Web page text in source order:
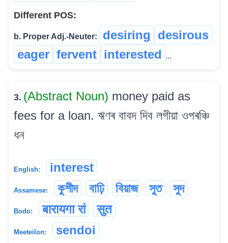
Different POS:
b. Proper Adj.-Neuter: desiring
desirous
eager fervent interested ...
3. (Abstract Noun) money paid as
fees for a loan. ঋণৰ বাবদ দিব লগীয়া ওপৰঞ্চি
ধন
English: interest
Assamese: কুশীদ বাঢ়ি বিয়াজ সুত সুদ
Bodo: बारायगा रां सुत
Meeteilon: sendoi